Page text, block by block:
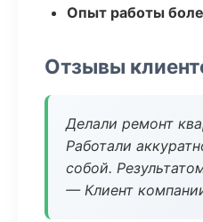
Опыт работы
Отзывы
Делали ремонт
Работали
собой.
— Клиент